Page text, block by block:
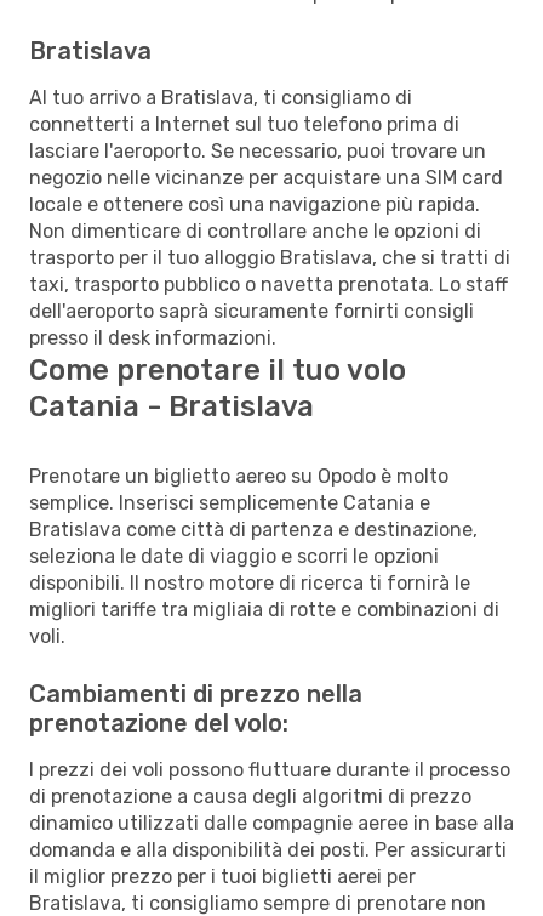
Bratislava
Al tuo arrivo a Bratislava, ti consigliamo di
connetterti a Internet sul tuo telefono prima di
lasciare l'aeroporto. Se necessario, puoi trovare un
negozio nelle vicinanze per acquistare una SIM card
locale e ottenere così una navigazione più rapida.
Non dimenticare di controllare anche le opzioni di
trasporto per il tuo alloggio Bratislava, che si tratti di
taxi, trasporto pubblico o navetta prenotata. Lo staff
dell'aeroporto saprà sicuramente fornirti consigli
presso il desk informazioni.
Come prenotare il tuo volo
Catania - Bratislava
Prenotare un biglietto aereo su Opodo è molto
semplice. Inserisci semplicemente Catania e
Bratislava come città di partenza e destinazione,
seleziona le date di viaggio e scorri le opzioni
disponibili. Il nostro motore di ricerca ti fornirà le
migliori tariffe tra migliaia di rotte e combinazioni di
voli.
Cambiamenti di prezzo nella
prenotazione del volo:
I prezzi dei voli possono fluttuare durante il processo
di prenotazione a causa degli algoritmi di prezzo
dinamico utilizzati dalle compagnie aeree in base alla
domanda e alla disponibilità dei posti. Per assicurarti
il miglior prezzo per i tuoi biglietti aerei per
Bratislava, ti consigliamo sempre di prenotare non